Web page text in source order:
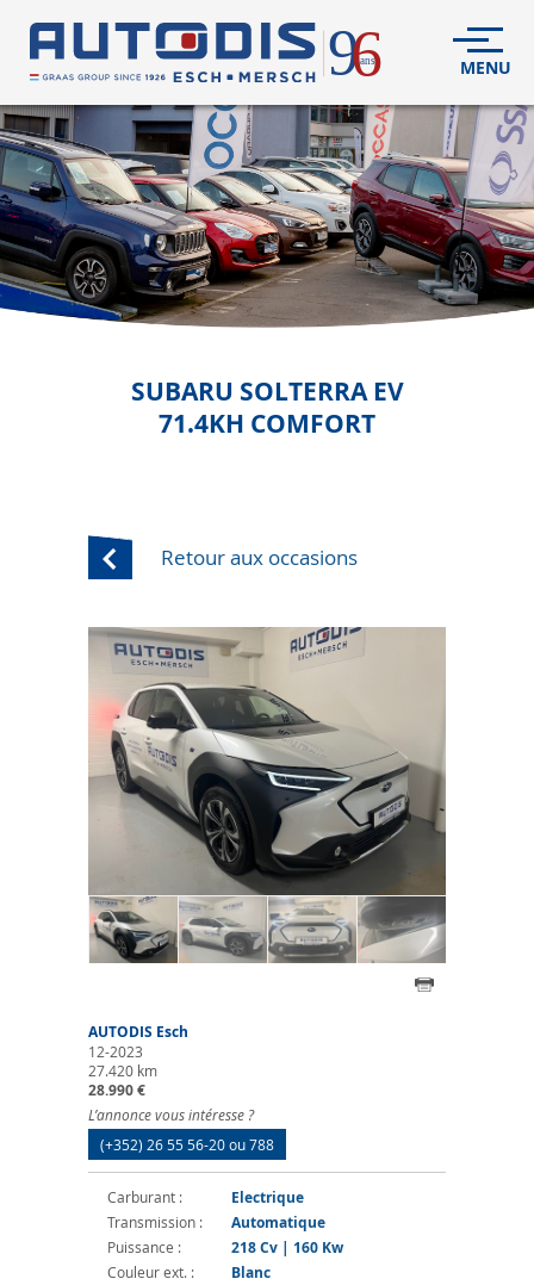
VÉHICULES NEUFS
VÉHICULESD'OCCASION
DÉCOUVREZNOUS
S.A.V.
SUBARU SOLTERRA EV
71.4KH COMFORT
Retour aux occasions
AUTODIS Esch
12-2023
27.420 km
28.990 €
L’annonce vous intéresse ?
(+352) 26 55 56-20 ou 788
Carburant : Electrique
Transmission : Automatique
Puissance : 218 Cv | 160 Kw
Couleur ext. : Blanc